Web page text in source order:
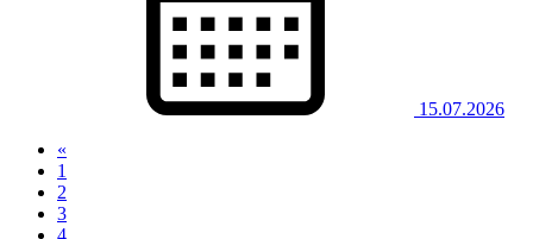
15.07.2026
«
1
2
3
4